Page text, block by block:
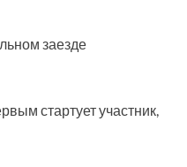
заезде
стартует участник,